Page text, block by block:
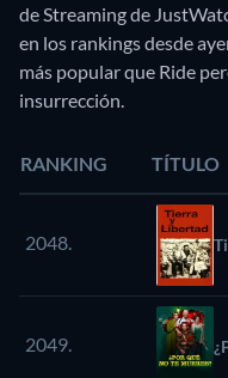
de Streaming de
en los rankings desde
más popular que Ride
insurrección.
RANKING TÍTULO
2048.
2049.